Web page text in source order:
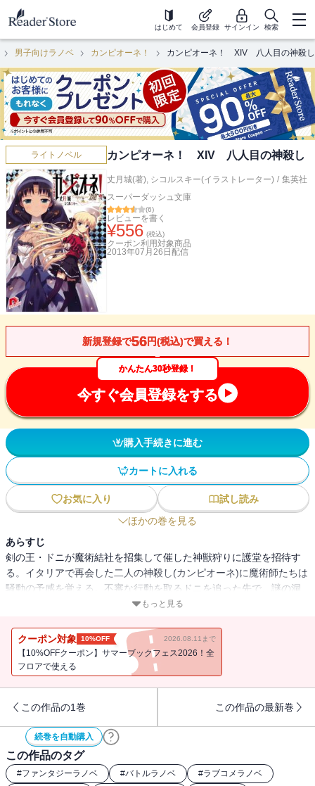
はじめて 会員登録 サインイン 検索
男子向けラノベ カンピオーネ！ カンピオーネ！ XIV 八人目の神殺し
ライトノベル カンピオーネ！ XIV 八人目の神殺し
丈月城(著), シコルスキー(イラストレーター) / 集英社
スーパーダッシュ文庫
(6)
レビューを書く
¥556 (税込)
クーポン利用対象商品
2013年07月26日 配信
新規登録で56円(税込)で買える！
かんたん30秒登録！
今すぐ会員登録をする
購入手続きに進む
カートに入れる
お気に入り
試し読み
ほかの巻を見る
あらすじ
剣の王・ドニが魔術結社を招集して催した神獣狩りに護堂を招待す
る。イタリアで再会した二人の神殺し(カンピオーネ)に魔術師たちは
騒動の予感を覚える。不審な行動を取るドニを追った先で、謎の洞
穴に吸い込まれた護堂、エリカ、恵那の三人はどことも知れぬ場所
殺しと邂逅する…！！
もっと見る
クーポン対象 10%OFF 2026.08.11まで
【10%OFFクーポン】サマーブックフェス2026！全
フロアで使える
この作品の1巻 この作品の最新巻
続巻を自動購入
この作品のタグ
#ファンタジーラノベ #バトルラノベ #ラブコメラノベ